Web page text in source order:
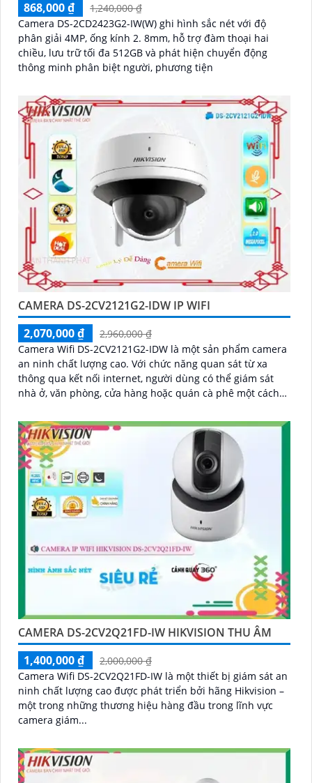
868,000 ₫
1,240,000 ₫
Camera DS-2CD2423G2-IW(W) ghi hình sắc nét với độ
phân giải 4MP, ống kính 2. 8mm, hỗ trợ đàm thoại hai
chiều, lưu trữ tối đa 512GB và phát hiện chuyển động
thông minh phân biệt người, phương tiện
CAMERA DS-2CV2121G2-IDW IP WIFI
2,070,000 ₫
2,960,000 ₫
Camera Wifi DS-2CV2121G2-IDW là một sản phẩm camera
an ninh chất lượng cao. Với chức năng quan sát từ xa
thông qua kết nối internet, người dùng có thể giám sát
nhà ở, văn phòng, cửa hàng hoặc quán cà phê một cách
CAMERA DS-2CV2Q21FD-IW HIKVISION THU ÂM
1,400,000 ₫
2,000,000 ₫
Camera Wifi DS-2CV2Q21FD-IW là một thiết bị giám sát an
ninh chất lượng cao được phát triển bởi hãng Hikvision –
một trong những thương hiệu hàng đầu trong lĩnh vực
camera giám...